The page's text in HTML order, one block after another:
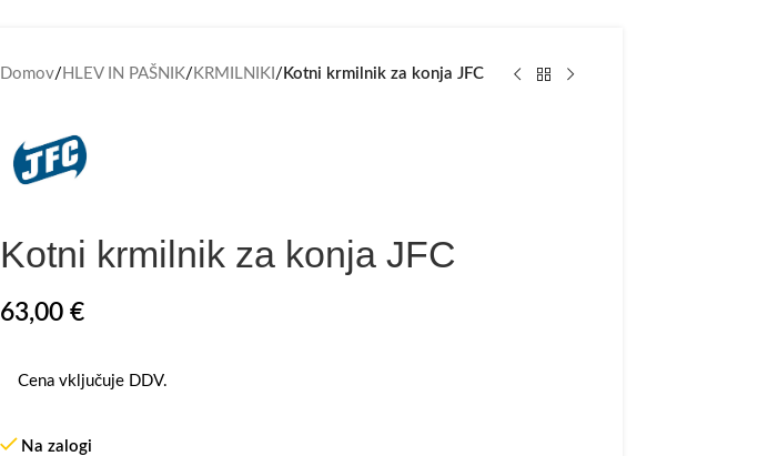
Domov/ HLEV IN PAŠNIK/ KRMILNIKI / Kotni krmilnik za konja JFC
Kotni krmilnik za konja JFC
63,00 €
Cena vključuje DDV.
Na zalogi